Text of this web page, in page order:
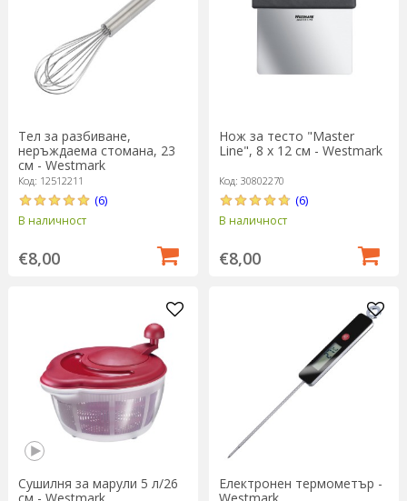
Тел за разбиване,
неръждаема стомана, 23
см - Westmark
Код: 12512211
(6)
В наличност
€8,00
Нож за тесто "Master
Line", 8 х 12 см - Westmark
Код: 30802270
(6)
В наличност
€8,00
Сушилня за марули 5 л/26
Електронен термометър -